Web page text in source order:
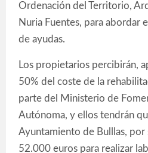
Ordenación del Territorio,
Nuria Fuentes, para abordar
de ayudas.
Los propietarios percibirán,
50% del coste de la
parte del Ministerio de
Autónoma, y ellos tendrán
Ayuntamiento de Bulllas, por
52.000 euros para realizar